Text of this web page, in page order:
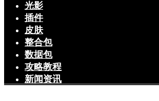
光影
插件
皮肤
整合包
数据包
攻略教程
新闻资讯